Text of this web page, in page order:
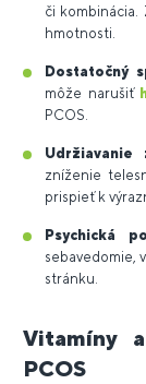
či
hmotnosti.
Dostatočný
môže narušiť
PCOS.
Udržiavanie
zníženie
prispieť k
Psychická
sebavedomie,
stránku.
Vitamíny
PCOS